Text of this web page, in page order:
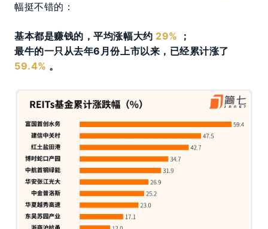
幅挺不错的：
基本都是赚钱的，平均涨幅大约 29%
；
最牛的一只从去年6月份上市以来，已经累计涨了
59.4% 。